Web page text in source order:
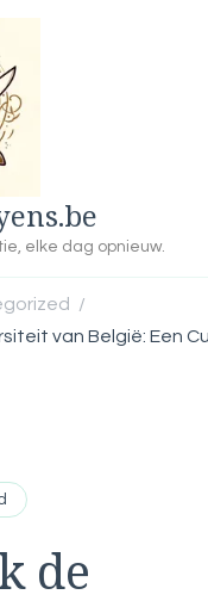
elke dag opnieuw.
/
van België: Een
de